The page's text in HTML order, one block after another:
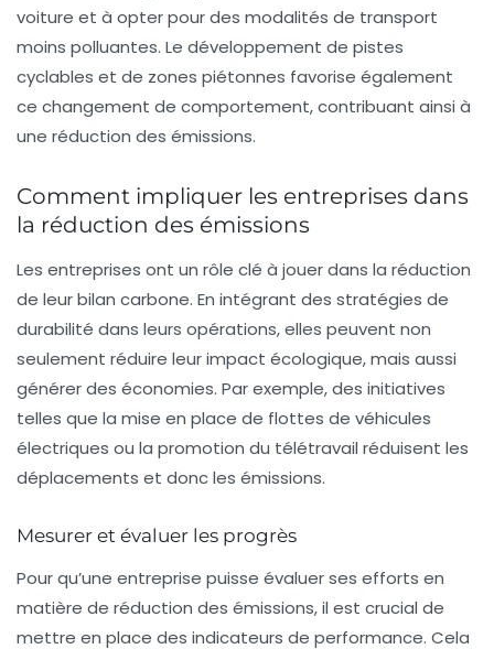
voiture et à opter pour des modalités de transport
moins polluantes. Le développement de pistes
cyclables et de zones piétonnes favorise également
ce changement de comportement, contribuant ainsi à
une réduction des émissions.
Comment impliquer les entreprises dans
la réduction des émissions
Les entreprises ont un rôle clé à jouer dans la réduction
de leurbilan carbone. En intégrant des stratégies de
durabilité dans leurs opérations, elles peuvent non
seulement réduire leur impact écologique, mais aussi
générer des économies. Par exemple, des initiatives
telles que la mise en place de flottes de véhicules
électriques ou la promotion du télétravail réduisent les
déplacements et donc les émissions.
Mesurer et évaluer les progrès
Pour qu’une entreprise puisse évaluer ses efforts en
matière de réduction des émissions, il est crucial de
mettre en place des indicateurs de performance. Cela